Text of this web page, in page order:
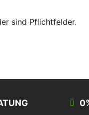
sind Pflichtfelder.